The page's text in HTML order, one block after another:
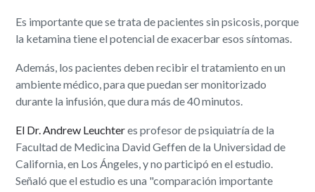
Es importante que se trata de pacientes sin psicosis, porque
la ketamina tiene el potencial de exacerbar esos síntomas.
Además, los pacientes deben recibir el tratamiento en un
ambiente médico, para que puedan ser monitorizado
durante la infusión, que dura más de 40 minutos.
El Dr. Andrew Leuchteres profesor de psiquiatría de la
Facultad de Medicina David Geffen de la Universidad de
California, en Los Ángeles, y no participó en el estudio.
Señaló que el estudio es una "comparación importante